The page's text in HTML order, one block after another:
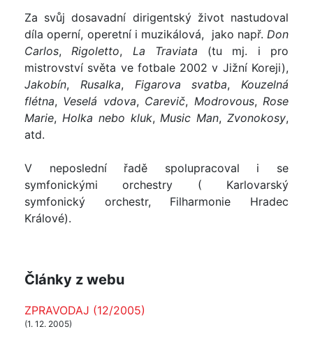
Za svůj dosavadní dirigentský život nastudoval
díla operní, operetní i muzikálová, jako např. Don
Carlos,Rigoletto, La Traviata (tu mj. i pro
mistrovství světa ve fotbale 2002 v Jižní Koreji),
Jakobín, Rusalka, Figarova svatba, Kouzelná
flétna, Veselá vdova, Carevič, Modrovous,Rose
Marie, Holka nebo kluk,Music Man,Zvonokosy,
atd.
V neposlední řadě spolupracoval i se
symfonickými orchestry ( Karlovarský
symfonický orchestr, Filharmonie Hradec
Králové).
Články z webu
ZPRAVODAJ (12/2005)
(1. 12. 2005)